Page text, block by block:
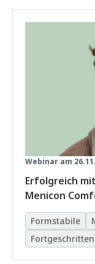
Webinar am
Erfolgreich
Menicon
Formstabile
Fortgeschritten